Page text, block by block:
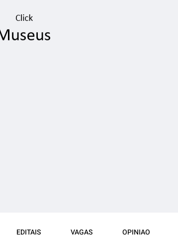
EDITAIS VAGAS OPINIAO